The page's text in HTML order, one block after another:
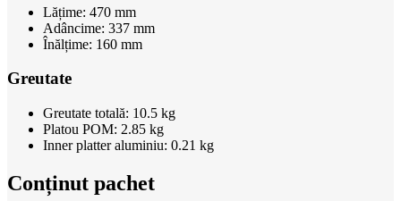
Lățime: 470 mm
Adâncime: 337 mm
Înălțime: 160 mm
Greutate
Greutate totală: 10.5 kg
Platou POM: 2.85 kg
Inner platter aluminiu: 0.21 kg
Conținut pachet